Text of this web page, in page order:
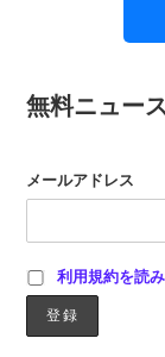
無料ニュー
メールアドレス
利用規約を読